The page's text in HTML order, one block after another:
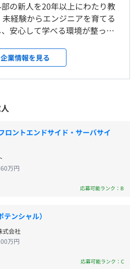
属後も研修などでスキルアップを
ってからも、各種研修を受講して
での学習、書籍の購入支援な
、オブジェクト指向、ウォーター
トと出社を活用しますのでご安心
またはお客様先
り）
異なります。
駅」
」
時間）
（60分）※プロジェクトにより
）
の新人を20年以上にわたり教
安心して学べる環境が整って
エンジニアになれるのかな…」
したのは最近。それでも大丈
！数々の不安を持った方々も
と密度の濃い研修をおこなって
この期間は研修のみに専念し
修が仕事」と思ってください。
ターできるか不安…」なんて方
ると思います。 当社では研修
配属される際も、先輩社員が
ムに参画するため、OJTといっ
なっていきます。 先輩達も
るポイント…みんな熟知して
成長していきましょう！
企業情報を見る
ロントエンドサイド・サーバサイ
万円
応募可能ランク：B
ンシャル）
式会社
万円
応募可能ランク：C